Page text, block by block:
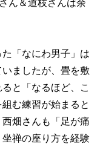
ん＆道枝さんは余
「なにわ男子」は
いましたが、畳を敷
と「なるほど、こ
む練習が始まると
畑さんも「足が痛
禅の座り方を経験